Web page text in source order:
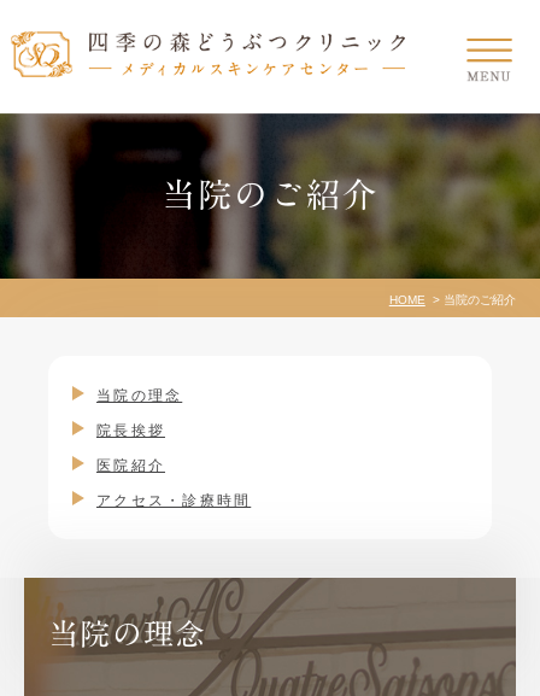
当院のご紹介
HOME 当院のご紹介
当院の理念
院長挨拶
医院紹介
アクセス・診療時間
当院の理念